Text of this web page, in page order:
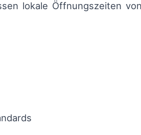
lokale Öffnungszeiten